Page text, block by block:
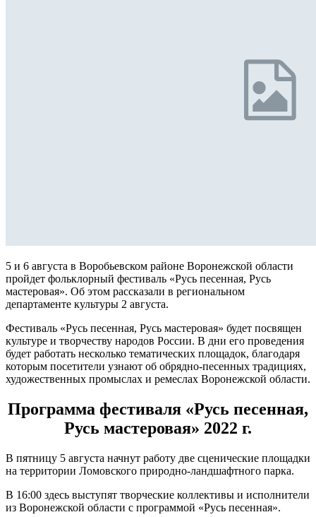
5 и 6 августа в Воробьевском районе Воронежской области
пройдет фольклорный фестиваль «Русь песенная, Русь
мастеровая». Об этом рассказали в региональном
департаменте культуры 2 августа.
Фестиваль «Русь песенная, Русь мастеровая» будет посвящен
культуре и творчеству народов России. В дни его проведения
будет работать несколько тематических площадок, благодаря
которым посетители узнают об обрядно-песенных традициях,
художественных промыслах и ремеслах Воронежской области.
Программа фестиваля «Русь песенная,
Русь мастеровая» 2022 г.
В пятницу 5 августа начнут работу две сценические площадки
на территории Ломовского природно-ландшафтного парка.
В 16:00 здесь выступят творческие коллективы и исполнители
из Воронежской области с программой «Русь песенная».